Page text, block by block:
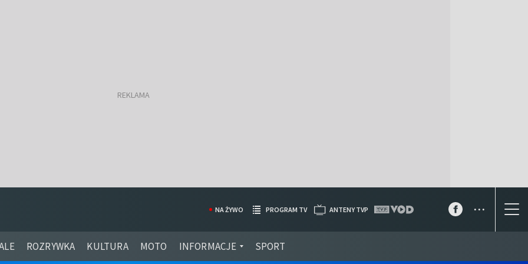
ROZRYWKA KULTURA MOTO INFORMACJE SPORT
NA ŻYWO PROGRAM TV ANTENY TVP ...